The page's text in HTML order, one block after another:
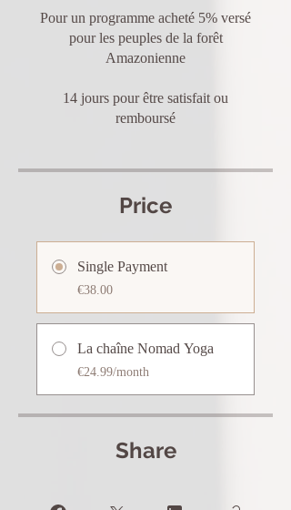
Pour un programme acheté 5% versé
pour les peuples de la forêt
Amazonienne
14 jours pour être satisfait ou
remboursé
Price
Single Payment
€38.00
La chaîne Nomad Yoga
€24.99/month
Share